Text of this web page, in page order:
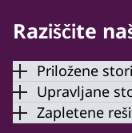
Raziščite
Priložene
Upravljane
Zapletene